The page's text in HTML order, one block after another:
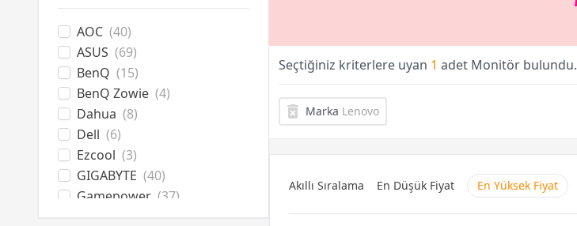
Kulaklık & Mouse Standı
Kasa Fanı
UPS
Monitör Askı Aparatı
AOC (40)
ASUS (69)
BenQ (15)
BenQ Zowie (4)
Dahua (8)
Dell (6)
Ezcool (3)
GIGABYTE (40)
Gamepower (37)
HP (1)
Seçtiğiniz kriterlere uyan 1 adet Monitör bulundu.
Marka Lenovo
Akıllı Sıralama En Düşük Fiyat En Yüksek Fiyat